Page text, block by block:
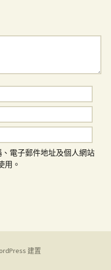
電子郵件地址及個人網站
用。
建置